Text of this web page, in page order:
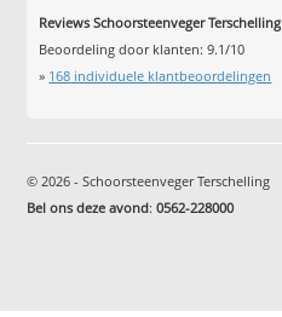
Reviews Schoorsteenveger Terschelling
Beoordeling door klanten:9.1/10
» 168 individuele klantbeoordelingen
© 2026 - Schoorsteenveger Terschelling
Bel ons deze avond:0562-228000